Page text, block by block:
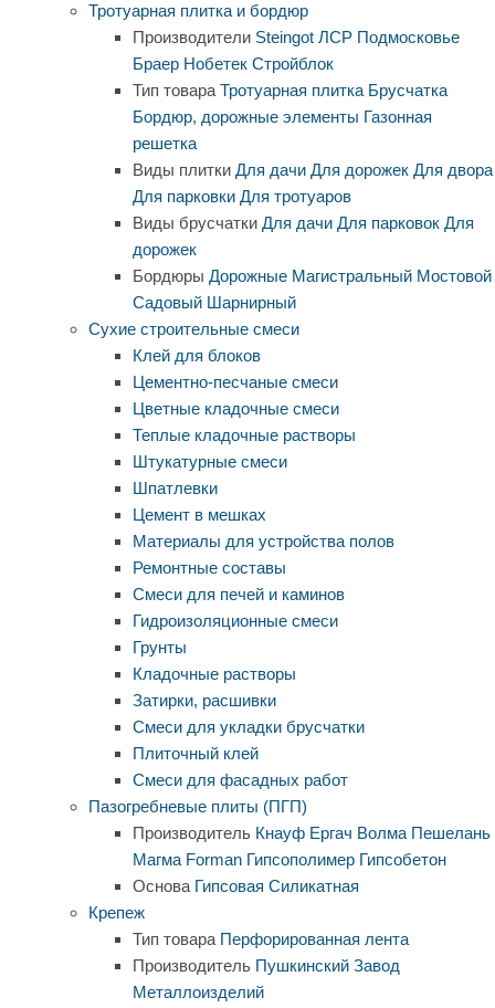
Тротуарная плитка и бордюр
Производители Steingot ЛСР Подмосковье
Браер Нобетек Стройблок
Тип товара Тротуарная плитка Брусчатка
Бордюр, дорожные элементы Газонная
решетка
Виды плитки Для дачи Для дорожек Для двора
Для парковки Для тротуаров
Виды брусчатки Для дачи Для парковок Для
дорожек
Бордюры Дорожные Магистральный Мостовой
Садовый Шарнирный
Сухие строительные смеси
Клей для блоков
Цементно-песчаные смеси
Цветные кладочные смеси
Теплые кладочные растворы
Штукатурные смеси
Шпатлевки
Цемент в мешках
Материалы для устройства полов
Ремонтные составы
Смеси для печей и каминов
Гидроизоляционные смеси
Грунты
Кладочные растворы
Затирки, расшивки
Смеси для укладки брусчатки
Плиточный клей
Смеси для фасадных работ
Пазогребневые плиты (ПГП)
Производитель Кнауф Ергач Волма Пешелань
Магма Forman Гипсополимер Гипсобетон
Основа Гипсовая Силикатная
Крепеж
Тип товара Перфорированная лента
Производитель Пушкинский Завод
Металлоизделий